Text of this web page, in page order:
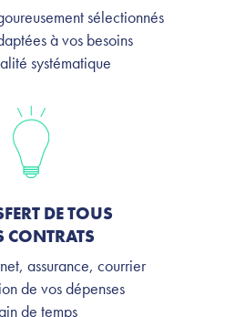
sélectionnés
à vos besoins
systématique
DE TOUS
CONTRATS
assurance, courrier
de vos dépenses
de temps